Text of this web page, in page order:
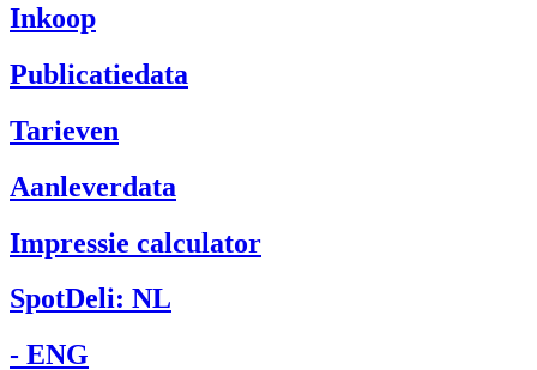
Inkoop
Publicatiedata
Tarieven
Aanleverdata
Impressie calculator
SpotDeli: NL
- ENG